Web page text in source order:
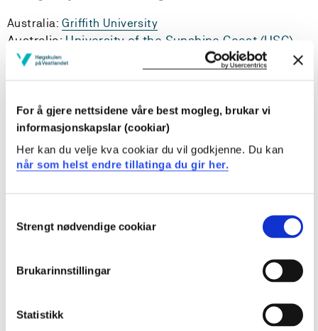
For å gjere nettsidene våre best mogleg, brukar vi
informasjonskapslar (cookiar)
Her kan du velje kva cookiar du vil godkjenne. Du kan
når som helst endre tillatinga du gir her.
Selection
Strengt nødvendige cookiar
Brukarinnstillingar
Statistikk
Australia:Griffith University
Australia: University of the Sunshine Coast (USC)
Danmark:University College Copenhagen /
Professionshøjskolen i København
Vibeke Solsvik Foldnes
Førstelektor
Institutt for pedagogikk, religion og
Endra 19.01.22